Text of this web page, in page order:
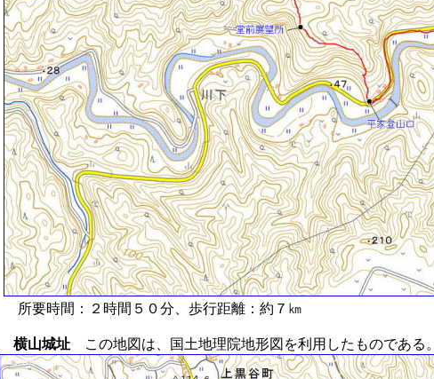
所要時間：２時間５０分、歩行距離：約７㎞
横山城址 この地図は、国土地理院地形図を利用したものである。